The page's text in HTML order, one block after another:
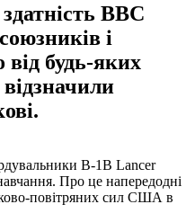
ВВС
і
від будь-яких
B-1B Lancer
Про це напередодні
повітряних сил США в